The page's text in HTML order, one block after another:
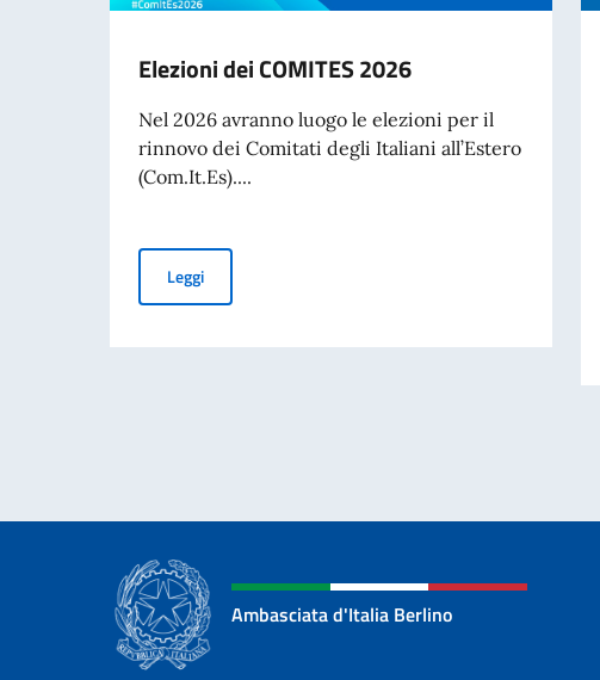
Elezioni dei COMITES 2026
Nel 2026 avranno luogo le elezioni per il
rinnovo dei Comitati degli Italiani all’Estero
(Com.It.Es)....
LeggiElezioni dei COMITES 2026
Ambasciata d'Italia Berlino